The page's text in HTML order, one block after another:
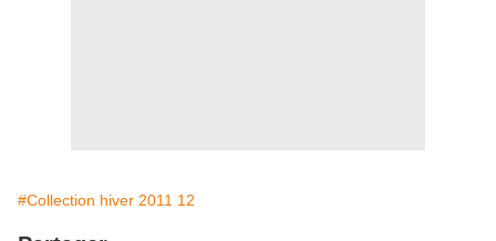
#Collection hiver 2011 12